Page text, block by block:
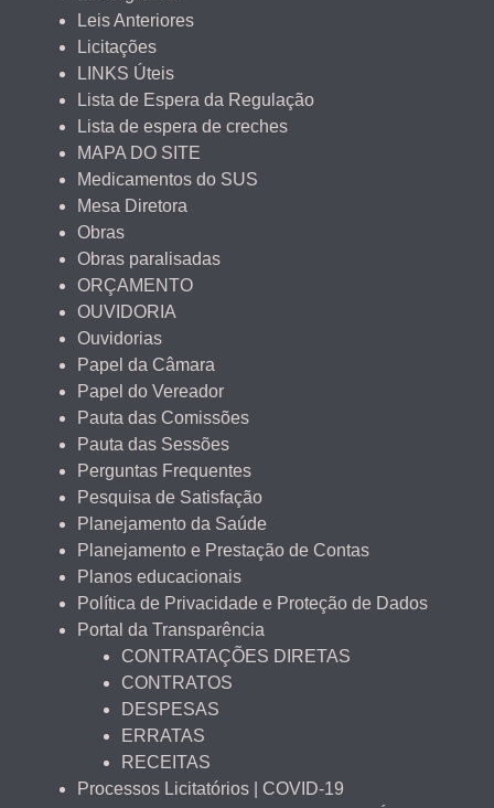
Leis Anteriores
Licitações
LINKS Úteis
Lista de Espera da Regulação
Lista de espera de creches
MAPA DO SITE
Medicamentos do SUS
Mesa Diretora
Obras
Obras paralisadas
ORÇAMENTO
OUVIDORIA
Ouvidorias
Papel da Câmara
Papel do Vereador
Pauta das Comissões
Pauta das Sessões
Perguntas Frequentes
Pesquisa de Satisfação
Planejamento da Saúde
Planejamento e Prestação de Contas
Planos educacionais
Política de Privacidade e Proteção de Dados
Portal da Transparência
CONTRATAÇÕES DIRETAS
CONTRATOS
DESPESAS
ERRATAS
RECEITAS
Processos Licitatórios | COVID-19